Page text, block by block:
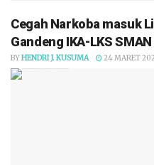
Cegah Narkoba masuk
Gandeng IKA-LKS
BYHENDRI J. KUSUMA 24 MARET